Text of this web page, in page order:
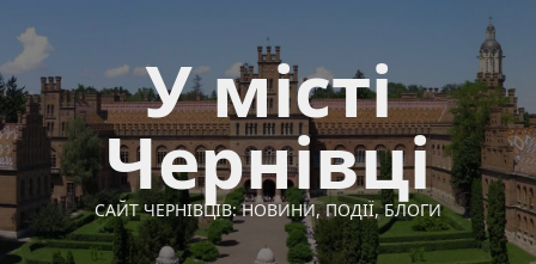
до
вмісту
У місті
Чернівці
САЙТ ЧЕРНІВЦІВ: НОВИНИ, ПОДІЇ, БЛОГИ